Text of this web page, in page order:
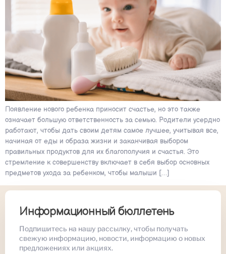
Появление нового ребенка приносит счастье, но это также
означает большую ответственность за семью. Родители усердно
работают, чтобы дать своим детям самое лучшее, учитывая все,
начиная от еды и образа жизни и заканчивая выбором
правильных продуктов для их благополучия и счастья. Это
стремление к совершенству включает в себя выбор основных
предметов ухода за ребенком, чтобы малыши […]
Информационный бюллетень
Подпишитесь на нашу рассылку, чтобы получать
свежую информацию, новости, информацию о новых
предложениях или акциях.